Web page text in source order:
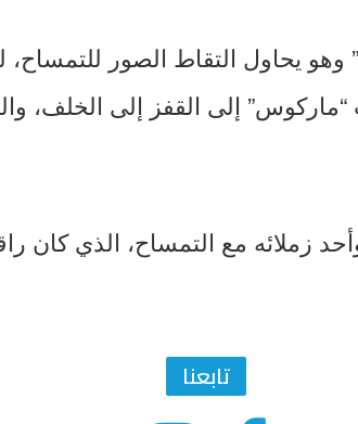
يحاول التقاط الصور
“ماركوس” إلى القفز إلى الخلف،
زملائه مع التمساح، الذي كان
تابعنا